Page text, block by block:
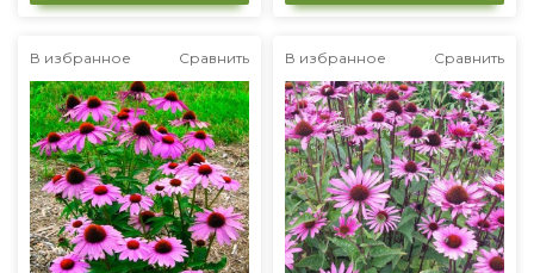
В избранное Сравнить В избранное Сравнить